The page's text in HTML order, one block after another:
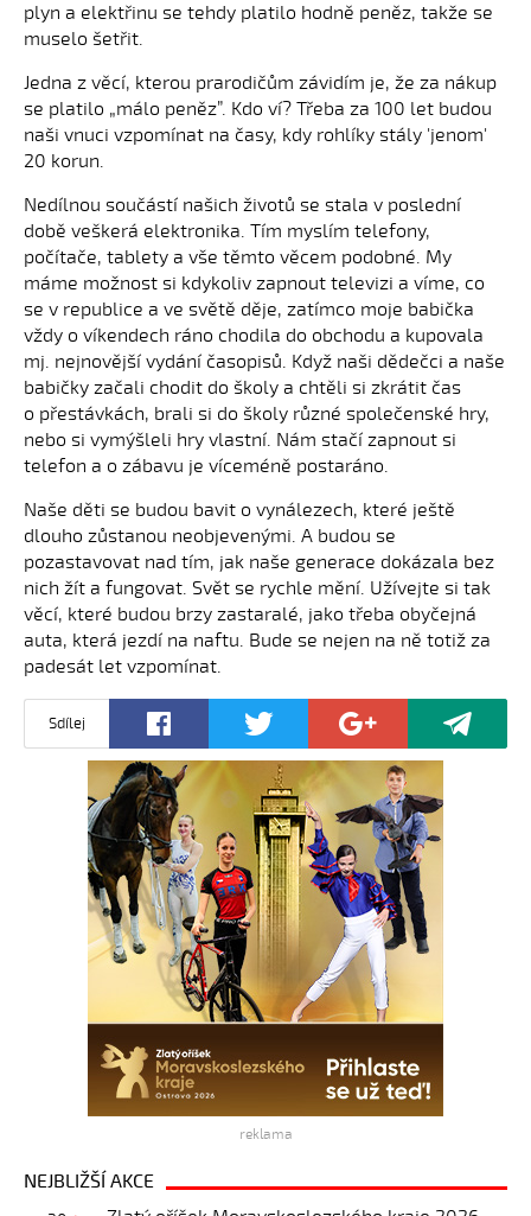
plyn a elektřinu se tehdy platilo hodně peněz, takže se
muselo šetřit.
Jedna z věcí, kterou prarodičům závidím je, že za nákup
se platilo „málo peněz”. Kdo ví? Třeba za 100 let budou
naši vnuci vzpomínat na časy, kdy rohlíky stály 'jenom'
20 korun.
Nedílnou součástí našich životů se stala v poslední
době veškerá elektronika. Tím myslím telefony,
počítače, tablety a vše těmto věcem podobné. My
máme možnost si kdykoliv zapnout televizi a víme, co
se v republice a ve světě děje, zatímco moje babička
vždy o víkendech ráno chodila do obchodu a kupovala
mj. nejnovější vydání časopisů. Když naši dědečci a naše
babičky začali chodit do školy a chtěli si zkrátit čas
o přestávkách, brali si do školy různé společenské hry,
nebo si vymýšleli hry vlastní. Nám stačí zapnout si
telefon a o zábavu je víceméně postaráno.
Naše děti se budou bavit o vynálezech, které ještě
dlouho zůstanou neobjevenými. A budou se
pozastavovat nad tím, jak naše generace dokázala bez
nich žít a fungovat. Svět se rychle mění. Užívejte si tak
věcí, které budou brzy zastaralé, jako třeba obyčejná
auta, která jezdí na naftu. Bude se nejen na ně totiž za
padesát let vzpomínat.
Sdílej
reklama
NEJBLIŽŠÍ AKCE